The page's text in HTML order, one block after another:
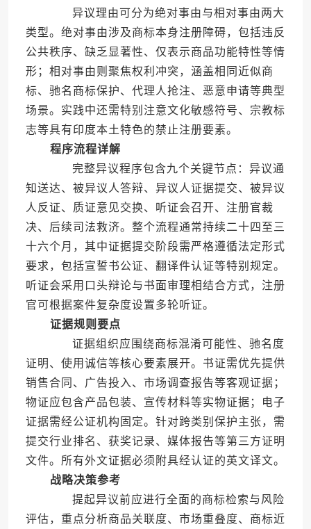
异议理由可分为绝对事由与相对事由两大
类型。绝对事由涉及商标本身注册障碍，包括违反
公共秩序、缺乏显著性、仅表示商品功能特性等情
形；相对事由则聚焦权利冲突，涵盖相同近似商
标、驰名商标保护、代理人抢注、恶意申请等典型
场景。实践中还需特别注意文化敏感符号、宗教标
志等具有印度本土特色的禁止注册要素。
程序流程详解
完整异议程序包含九个关键节点：异议通
知送达、被异议人答辩、异议人证据提交、被异议
人反证、质证意见交换、听证会召开、注册官裁
决、后续司法救济。整个流程通常持续二十四至三
十六个月，其中证据提交阶段需严格遵循法定形式
要求，包括宣誓书公证、翻译件认证等特别规定。
听证会采用口头辩论与书面审理相结合方式，注册
官可根据案件复杂度设置多轮听证。
证据规则要点
证据组织应围绕商标混淆可能性、驰名度
证明、使用诚信等核心要素展开。书证需优先提供
销售合同、广告投入、市场调查报告等客观证据；
物证应包含产品包装、宣传材料等实物证据；电子
证据需经公证机构固定。针对跨类别保护主张，需
提交行业排名、获奖记录、媒体报告等第三方证明
文件。所有外文证据必须附具经认证的英文译文。
战略决策参考
提起异议前应进行全面的商标检索与风险
评估，重点分析商品关联度、市场重叠度、商标近